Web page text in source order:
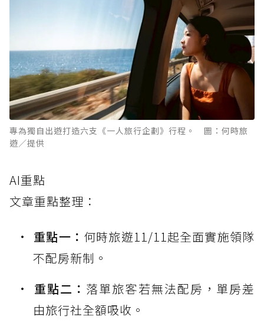
專為獨自出遊打造六支《一人旅行企劃》行程。 圖：何時旅
遊／提供
AI重點
文章重點整理：
重點一： 何時旅遊11/11起全面實施領隊
不配房新制。
重點二： 落單旅客若無法配房，單房差
由旅行社全額吸收。